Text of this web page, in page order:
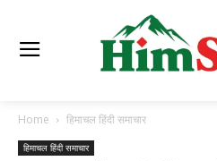
Home हिमाचल हिंदी समाचार
हिमाचल हिंदी समाचार